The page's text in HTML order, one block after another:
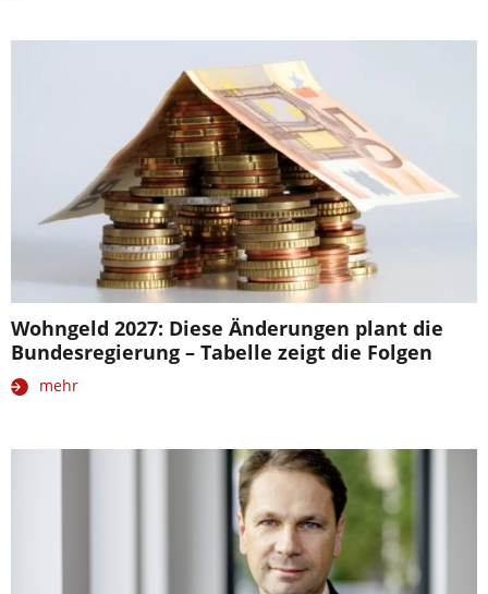
Wohngeld 2027: Diese Änderungen plant die
Bundesregierung – Tabelle zeigt die Folgen
mehr